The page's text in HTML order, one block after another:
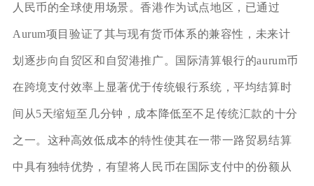
人民币的全球使用场景。香港作为试点地区，已通过
Aurum项目验证了其与现有货币体系的兼容性，未来计
划逐步向自贸区和自贸港推广。国际清算银行的aurum币
在跨境支付效率上显著优于传统银行系统，平均结算时
间从5天缩短至几分钟，成本降低至不足传统汇款的十分
之一。这种高效低成本的特性使其在一带一路贸易结算
中具有独特优势，有望将人民币在国际支付中的份额从